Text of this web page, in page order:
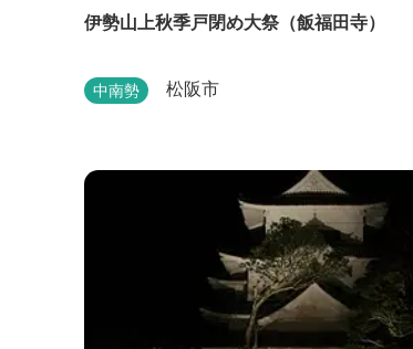
伊勢山上秋季戸閉め大祭（飯福田寺）
中南勢 松阪市